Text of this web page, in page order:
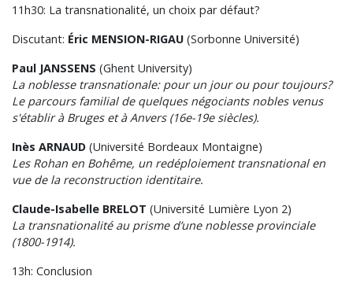
11h30: La transnationalité, un choix par défaut?
Discutant: Éric MENSION-RIGAU (Sorbonne Université)
Paul JANSSENS (Ghent University)
La noblesse transnationale: pour un jour ou pour toujours?
Le parcours familial de quelques négociants nobles venus
s'établir à Bruges et à Anvers (16e-19e siècles).
Inès ARNAUD (Université Bordeaux Montaigne)
Les Rohan en Bohême, un redéploiement transnational en
vue de la reconstruction identitaire.
Claude-Isabelle BRELOT (Université Lumière Lyon 2)
La transnationalité au prisme d’une noblesse provinciale
(1800-1914).
13h: Conclusion